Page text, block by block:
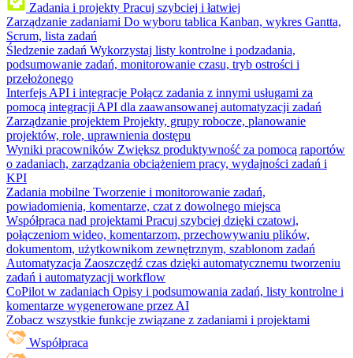
Zadania i projekty Pracuj szybciej i łatwiej
Zarządzanie zadaniami Do wyboru tablica Kanban, wykres Gantta,
Scrum, lista zadań
Śledzenie zadań Wykorzystaj listy kontrolne i podzadania,
podsumowanie zadań, monitorowanie czasu, tryb ostrości i
przełożonego
Interfejs API i integracje Połącz zadania z innymi usługami za
pomocą integracji API dla zaawansowanej automatyzacji zadań
Zarządzanie projektem Projekty, grupy robocze, planowanie
projektów, role, uprawnienia dostępu
Wyniki pracowników Zwiększ produktywność za pomocą raportów
o zadaniach, zarządzania obciążeniem pracy, wydajności zadań i
KPI
Zadania mobilne Tworzenie i monitorowanie zadań,
powiadomienia, komentarze, czat z dowolnego miejsca
Współpraca nad projektami Pracuj szybciej dzięki czatowi,
połączeniom wideo, komentarzom, przechowywaniu plików,
dokumentom, użytkownikom zewnętrznym, szablonom zadań
Automatyzacja Zaoszczędź czas dzięki automatycznemu tworzeniu
zadań i automatyzacji workflow
CoPilot w zadaniach Opisy i podsumowania zadań, listy kontrolne i
komentarze wygenerowane przez AI
Zobacz wszystkie funkcje związane z zadaniami i projektami
Współpraca